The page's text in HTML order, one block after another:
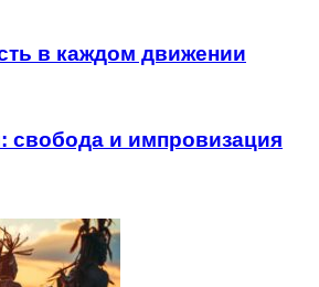
в каждом движении
свобода и импровизация